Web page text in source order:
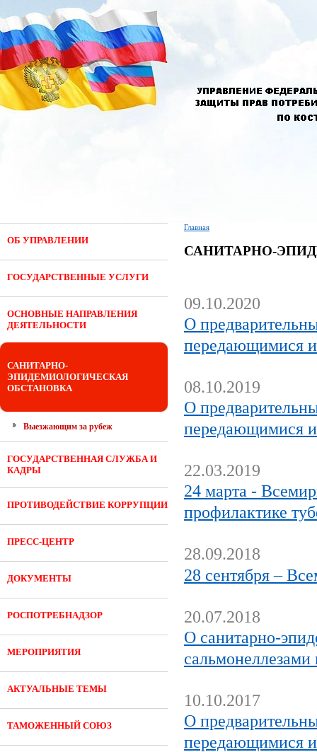
ОБ УПРАВЛЕНИИ
ГОСУДАРСТВЕННЫЕ УСЛУГИ
ОСНОВНЫЕ НАПРАВЛЕНИЯ
ДЕЯТЕЛЬНОСТИ
САНИТАРНО-
ЭПИДЕМИОЛОГИЧЕСКАЯ
ОБСТАНОВКА
Выезжающим за рубеж
ГОСУДАРСТВЕННАЯ СЛУЖБА И
КАДРЫ
ПРОТИВОДЕЙСТВИЕ КОРРУПЦИИ
ПРЕСС-ЦЕНТР
ДОКУМЕНТЫ
РОСПОТРЕБНАДЗОР
МЕРОПРИЯТИЯ
АКТУАЛЬНЫЕ ТЕМЫ
ТАМОЖЕННЫЙ СОЮЗ
Главная
САНИТАРНО-
09.10.2020
О
передающимися
08.10.2019
О
передающимися
22.03.2019
24 марта -
профилактике
28.09.2018
28 сентября –
20.07.2018
О санитарно-
10.10.2017
О
передающимися